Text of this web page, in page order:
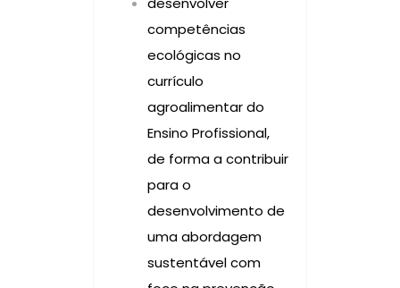
competências
ecológicas no
currículo
agroalimentar do
Ensino Profissional,
de forma a contribuir
para o
desenvolvimento de
uma abordagem
sustentável com